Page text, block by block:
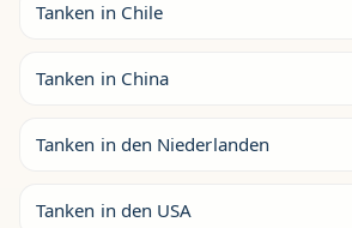
Tanken in Chile
Tanken in China
Tanken in den Niederlanden
Tanken in den USA